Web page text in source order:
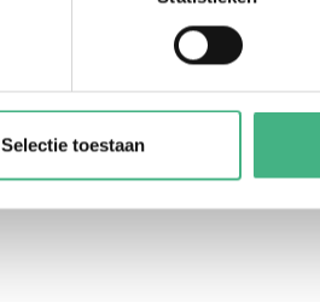
Selectie toestaan
jongerenwerk@minters.nl